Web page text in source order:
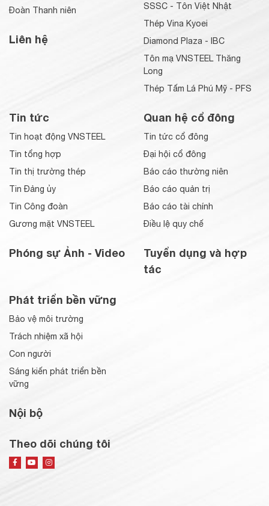
Đoàn Thanh niên
Liên hệ
SSSC - Tôn Việt Nhật
Thép Vina Kyoei
Diamond Plaza - IBC
Tôn mạ VNSTEEL Thăng
Long
Thép Tấm Lá Phú Mỹ - PFS
Tin tức
Tin hoạt động VNSTEEL
Tin tổng hợp
Tin thị trường thép
Tin Đảng ủy
Tin Công đoàn
Gương mặt VNSTEEL
Phóng sự Ảnh - Video
Quan hệ cổ đông
Tin tức cổ đông
Đại hội cổ đông
Báo cáo thường niên
Báo cáo quản trị
Báo cáo tài chính
Điều lệ quy chế
Tuyển dụng và hợp
tác
Phát triển bền vững
Bảo vệ môi trường
Trách nhiệm xã hội
Con người
Sáng kiến phát triển bền
vững
Nội bộ
Theo dõi chúng tôi